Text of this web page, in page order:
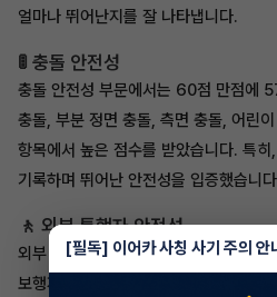
얼마나 뛰어난지를 잘 나타냅니다.
🚦 충돌 안전성
충돌 안전성 부문에서는 60점 만점에
충돌, 부분 정면 충돌, 측면 충돌, 어린
항목에서 높은 점수를 받았습니다. 특
기록하며 뛰어난 안전성을 입증했습니
🚶 외부 통행자 안전성
외부 통행자 안전성 부문에서는 20점
보행자 안전성, 부분 정면 충돌, 측면
[필독] 이어카 사칭 사기 주의 안